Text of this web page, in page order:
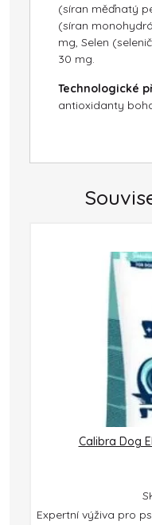
(síran měďnatý
(síran
mg, Selen
30 mg.
Technologické
antioxidanty
Calibra Dog
Expertní výživa pro